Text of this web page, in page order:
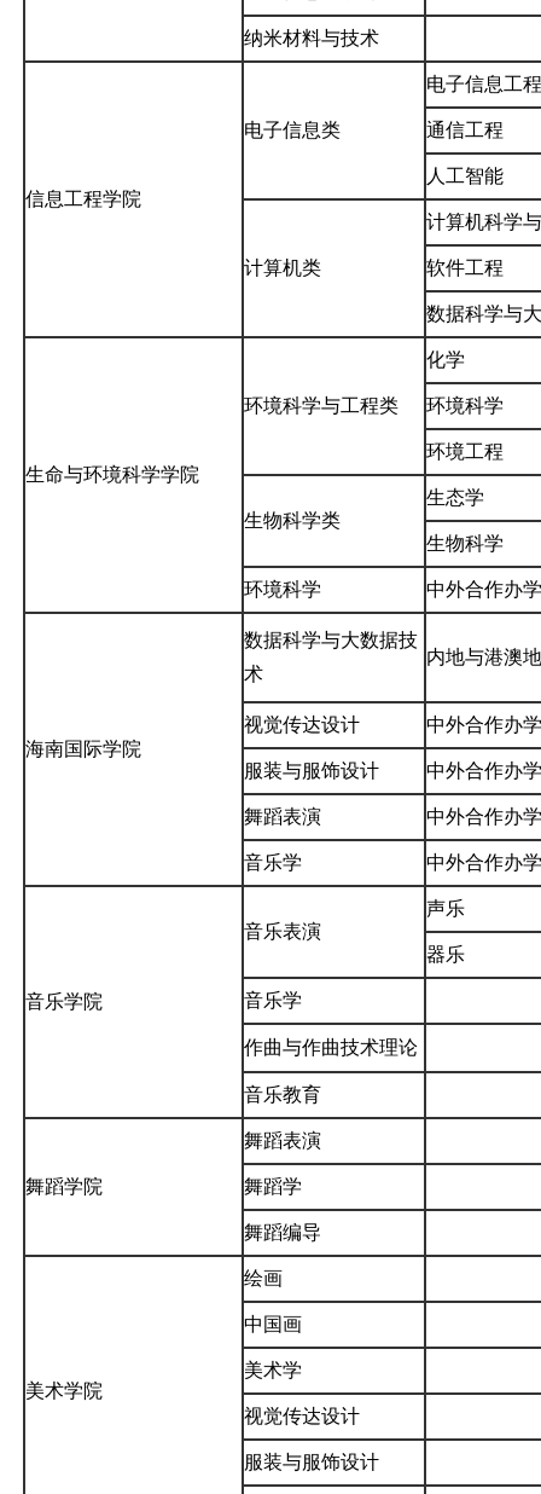
纳米材料与技术
信息工程学院
电子信息类
电子信息工
通信工程
人工智能
计算机类
计算机科学
软件工程
数据科学与
生命与环境科学学院
环境科学与工程类
化学
环境科学
环境工程
生物科学类
生态学
生物科学
环境科学 中外合作办
海南国际学院
数据科学与大数据技
术
内地与港澳
视觉传达设计 中外合作办
服装与服饰设计 中外合作办
舞蹈表演 中外合作办
音乐学 中外合作办
音乐学院
音乐表演
声乐
器乐
音乐学
作曲与作曲技术理论
音乐教育
舞蹈学院
舞蹈表演
舞蹈学
舞蹈编导
美术学院
绘画
中国画
美术学
视觉传达设计
服装与服饰设计